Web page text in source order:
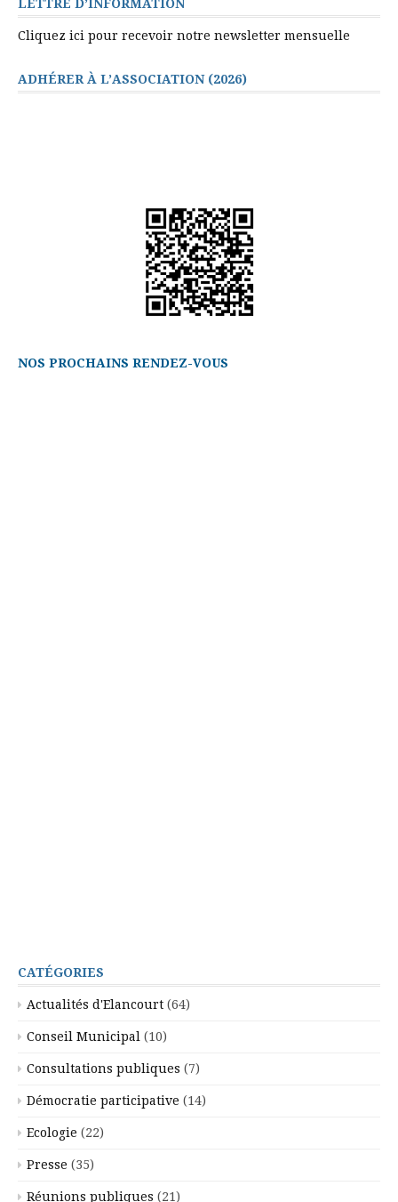
LETTRE D’INFORMATION
Cliquez ici pour recevoir notre newsletter mensuelle
ADHÉRER À L’ASSOCIATION (2026)
NOS PROCHAINS RENDEZ-VOUS
CATÉGORIES
Actualités d'Elancourt (64)
Conseil Municipal (10)
Consultations publiques (7)
Démocratie participative (14)
Ecologie (22)
Presse (35)
Réunions publiques (21)